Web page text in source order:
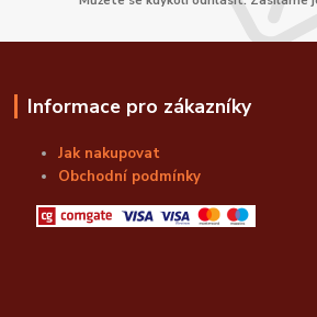
Informace pro zákazníky
Jak nakupovat
Obchodní podmínky